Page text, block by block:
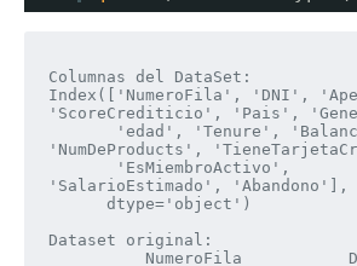
Columnas del DataSet:
Index(['NumeroFila', 'DNI',
'ScoreCrediticio', 'Pais',
'NumDeProducts',
'SalarioEstimado', 'Abandono'],
Dataset original: